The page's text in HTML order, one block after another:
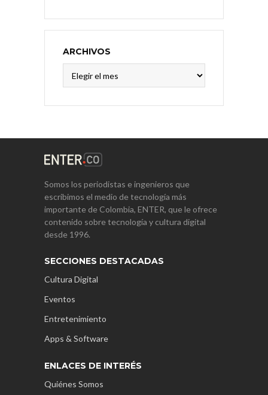
ARCHIVOS
Somos los periodistas e ingenieros que
escribimos el medio de tecnología más
importante de Colombia, ENTER, que le ofrece
contenido sobre tecnología y cultura digital
desde 1996.
SECCIONES DESTACADAS
Cultura Digital
Eventos
Entretenimiento
Apps & Software
ENLACES DE INTERÉS
Quiénes Somos